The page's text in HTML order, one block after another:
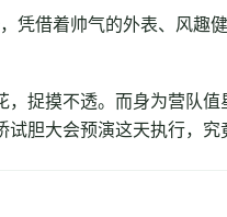
凭借着帅气的外表、风趣
，捉摸不透。而身为营队
胆大会预演这天执行，